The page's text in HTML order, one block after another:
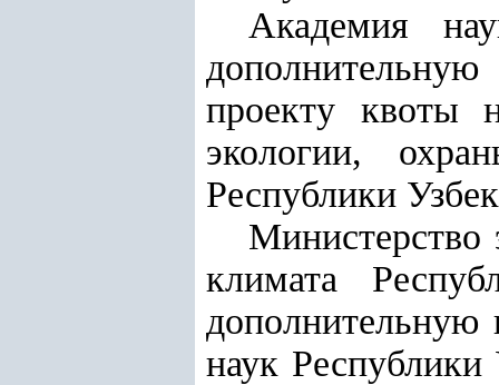
Академия
проекту квоты
экологии,
Республики
климата
наук